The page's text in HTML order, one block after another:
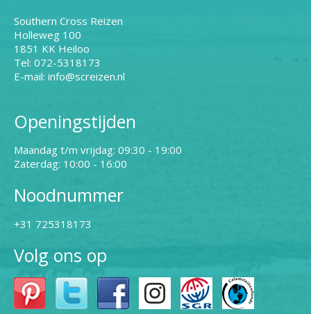
Southern Cross Reizen
Holleweg 100
1851 KK Heiloo
Tel: 072-5318173
E-mail: info@screizen.nl
Openingstijden
Maandag t/m vrijdag: 09:30 - 19:00
Zaterdag: 10:00 - 16:00
Noodnummer
+31 725318173
Volg ons op